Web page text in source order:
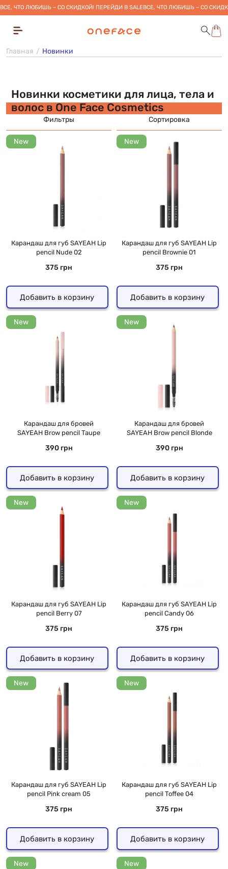
ВСЕ, ЧТО ЛЮБИШЬ – СО СКИДКОЙ! ПЕРЕЙДИ В SALEВСЕ, ЧТО ЛЮБИШЬ – СО
Главная Новинки
Новинки косметики для лица, тела и
волос в One Face Cosmetics
Фильтры Сортировка
New
Карандаш для губ SAYEAH Lip
pencil Nude 02
375 грн
Добавить в корзину
New
Карандаш для губ SAYEAH Lip
pencil Brownie 01
375 грн
Добавить в корзину
New
Карандаш для бровей
SAYEAH Brow pencil Taupe
390 грн
Добавить в корзину
New
Карандаш для бровей
SAYEAH Brow pencil Blonde
390 грн
Добавить в корзину
New
Карандаш для губ SAYEAH Lip
pencil Berry 07
375 грн
Добавить в корзину
New
Карандаш для губ SAYEAH Lip
pencil Candy 06
375 грн
Добавить в корзину
New
Карандаш для губ SAYEAH Lip
pencil Pink cream 05
375 грн
Добавить в корзину
New
Карандаш для губ SAYEAH Lip
pencil Toffee 04
375 грн
Добавить в корзину
New New